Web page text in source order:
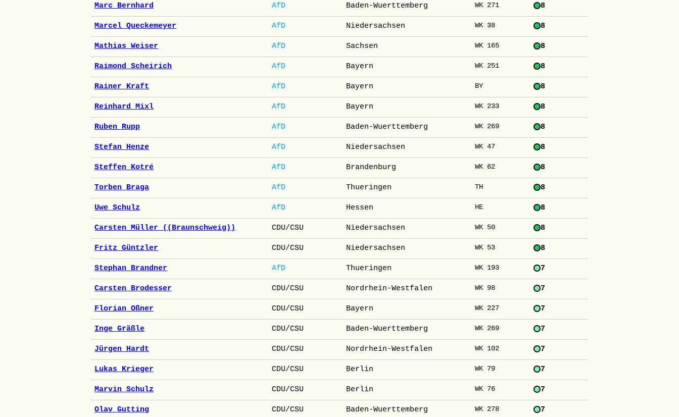
Marc Bernhard AfD Baden-Wuerttemberg WK 271 8
Marcel Queckemeyer AfD Niedersachsen WK 38 8
Mathias Weiser AfD Sachsen WK 165 8
Raimond Scheirich AfD Bayern WK 251 8
Rainer Kraft AfD Bayern BY 8
Reinhard Mixl AfD Bayern WK 233 8
Ruben Rupp AfD Baden-Wuerttemberg WK 269 8
Stefan Henze AfD Niedersachsen WK 47 8
Steffen Kotré AfD Brandenburg WK 62 8
Torben Braga AfD Thueringen TH 8
Uwe Schulz AfD Hessen HE 8
Carsten Müller ((Braunschweig)) CDU/CSU Niedersachsen WK 50 8
Fritz Güntzler CDU/CSU Niedersachsen WK 53 8
Stephan Brandner AfD Thueringen WK 193 7
Carsten Brodesser CDU/CSU Nordrhein-Westfalen WK 98 7
Florian Oßner CDU/CSU Bayern WK 227 7
Inge Gräßle CDU/CSU Baden-Wuerttemberg WK 269 7
Jürgen Hardt CDU/CSU Nordrhein-Westfalen WK 102 7
Lukas Krieger CDU/CSU Berlin WK 79 7
Marvin Schulz CDU/CSU Berlin WK 76 7
Olav Gutting CDU/CSU Baden-Wuerttemberg WK 278 7